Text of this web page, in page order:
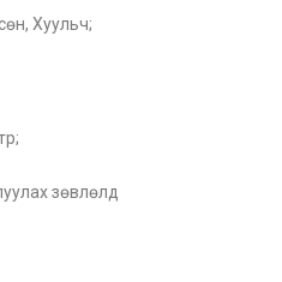
Хуульч;
зөвлөлд